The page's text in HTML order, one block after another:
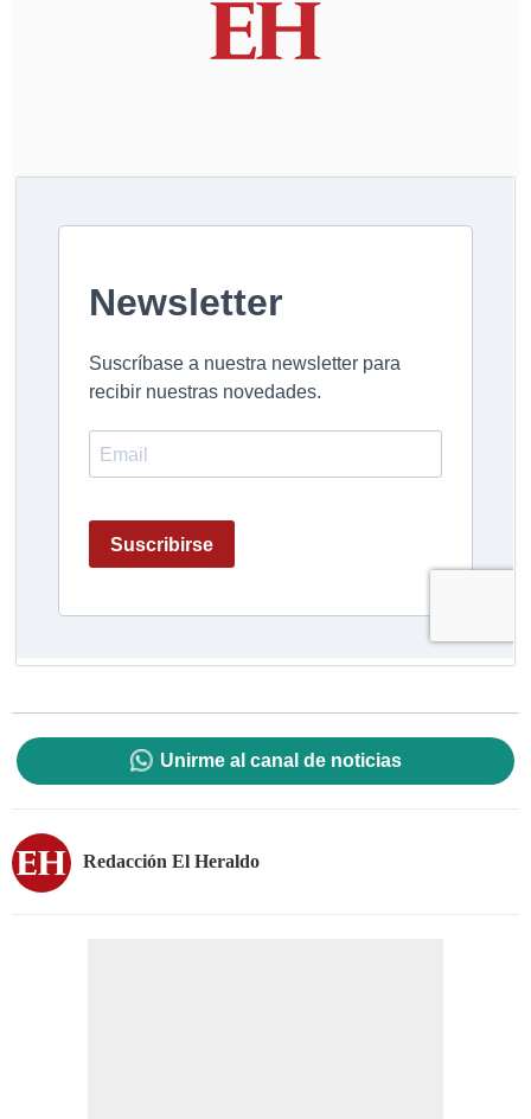
Unirme al canal de noticias
Redacción El Heraldo